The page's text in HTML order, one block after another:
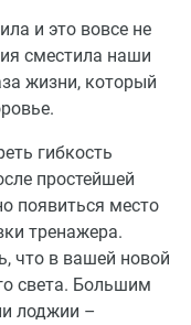
и это вовсе не
сместила наши
жизни, который
гибкость
простейшей
появиться место
тренажера.
что в вашей новой
света. Большим
лоджии –